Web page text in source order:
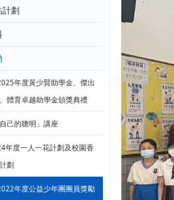
計劃
年度黃少賢助學金、傑出
體育卓越助學金頒獎典禮
自己的聰明」講座
年度一人一花計劃及校園香
劃
年度公益少年團團員獎勵